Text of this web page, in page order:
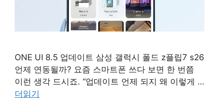
ONE UI 8.5 업데이트 삼성 갤럭시 폴드 z플립7 s26
언제 연동될까? 요즘 스마트폰 쓰다 보면 한 번쯤
이런 생각 드시죠. “업데이트 언제 되지 왜 이렇게 …
더읽기